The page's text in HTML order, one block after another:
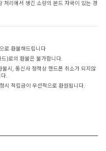
처리에서 생긴 소량의 본드 자국이 있는 경
로 환불해드립니다
)로의 환불은 불가합니다.
시, 통신사 정책상 핸드폰 취소가 되지않
.
시 적립금이 우선적으로 환원됩니다.